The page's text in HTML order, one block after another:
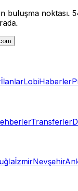
buluşma noktası.
İlanlarLobiHaberler
Transferler
İzmirNevşehir